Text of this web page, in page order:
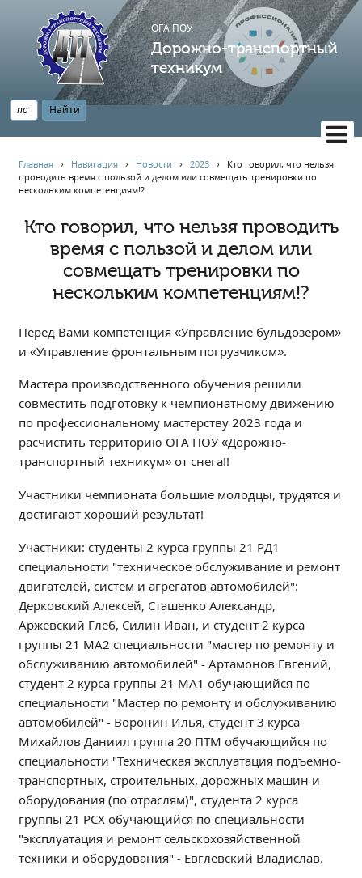
ОГА ПОУ
Дорожно-транспортный
техникум
НАВИГАЦИЯ
Профессионалитет
АБИТУРИЕНТУ
Опрос по качеству образования
Наблюдательный совет
Информация
Профориентация
Обращения онлайн
Контакты
Региональный центр по профилактике ДДТТ
Учебно-производственный комплекс
Центр карьеры
Всероссийское чемпионатное движение
Региональная инновационная площадка
СВЕДЕНИЯ ОБ ОБРАЗОВАТЕЛЬНОЙ ОРГАНИЗАЦИИ
Основные сведения
Структура и органы управления образовательной
организацией
Документы
Образование
Образовательные стандарты и требования
Руководство
Педагогический состав
Материально-техническое обеспечение и
оснащенность образовательного процесса.
Доступная среда
Главная › Навигация › Новости ›2023 › Кто говорил, что нельзя
проводить время с пользой и делом или совмещать тренировки по
нескольким компетенциям!?
Кто говорил, что нельзя проводить
время с пользой и делом или
совмещать тренировки по
нескольким компетенциям!?
Перед Вами компетенция «Управление бульдозером»
и «Управление фронтальным погрузчиком».
Мастера производственного обучения решили
совместить подготовку к чемпионатному движению
по профессиональному мастерству 2023 года и
расчистить территорию ОГА ПОУ «Дорожно-
транспортный техникум» от снега!!
Участники чемпионата большие молодцы, трудятся и
достигают хороший результат!
Участники: студенты 2 курса группы 21 РД1
специальности "техническое обслуживание и ремонт
двигателей, систем и агрегатов автомобилей":
Дерковский Алексей, Сташенко Александр,
Аржевский Глеб, Силин Иван, и студент 2 курса
группы 21 МА2 специальности "мастер по ремонту и
обслуживанию автомобилей" - Артамонов Евгений,
студент 2 курса группы 21 МА1 обучающийся по
специальности "Мастер по ремонту и обслуживанию
автомобилей" - Воронин Илья, студент 3 курса
Михайлов Даниил группа 20 ПТМ обучающийся по
специальности "Техническая эксплуатация подъемно-
транспортных, строительных, дорожных машин и
оборудования (по отраслям)", студента 2 курса
группы 21 РСХ обучающийся по специальности
"эксплуатация и ремонт сельскохозяйственной
техники и оборудования" - Евглевский Владислав.